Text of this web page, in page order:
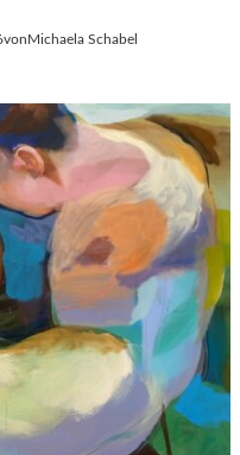
vonMichaela Schabel